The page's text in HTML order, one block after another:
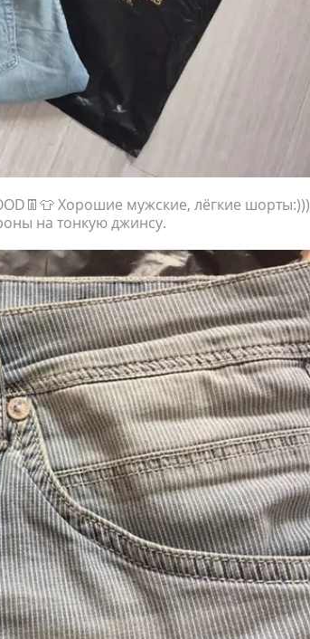
Хорошие мужские, лёгкие шорты:)))
на тонкую джинсу.